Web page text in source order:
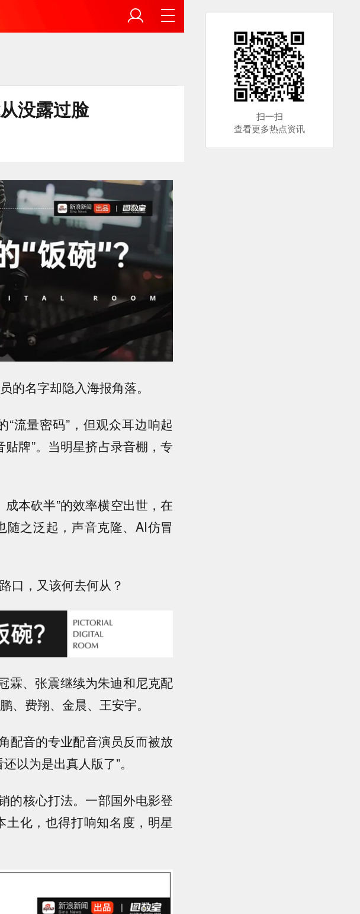
没露过脸
的名字却隐入海报角落。
流量密码”，但观众耳边响起
牌”。当明星挤占录音棚，专
本砍半”的效率横空出世 ，在
之泛起，声音克隆、AI仿冒
口，又该何去何从？
霖、张震继续为朱迪和尼克配
、费翔、金晨、王安宇。
配音的专业配音演员反而被放
还以为是出真人版了”。
的核心打法。一部国外电影登
土化，也得打响知名度，明星
扫一扫
查看更多热点资讯